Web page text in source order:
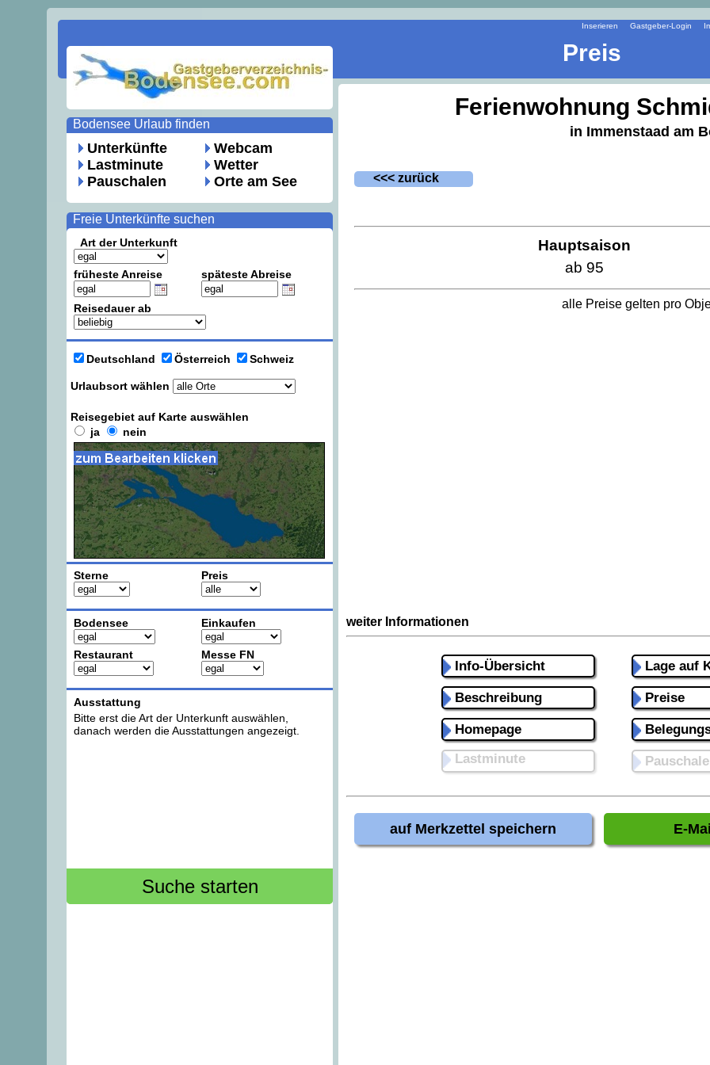
Unterkünfte
Lastminute
Pauschalen
Webcam
Wetter
Orte am See
Bodensee Urlaub finden
Art der Unterkunft
früheste Anreise späteste Abreise
Reisedauer ab
Urlaubsort wählen
Deutschland Österreich Schweiz
Reisegebiet auf Karte auswählen
ja
nein
Sterne Preis
Bodensee Einkaufen
Restaurant Messe FN
Ausstattung
Bitte erst die Art der Unterkunft auswählen,
danach werden die Ausstattungen angezeigt.
Freie Unterkünfte suchen
Preis
Ferienwohnung
in Immenstaad am
<<< zurück
Hauptsaison
ab 95
alle Preise gelten pro
weiter Informationen
Info-Übersicht
Beschreibung
Homepage
Lastminute
Lage auf
Preise
auf Merkzettel speichern E-
Inserieren Gastgeber-Login